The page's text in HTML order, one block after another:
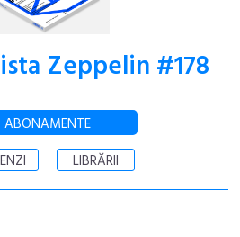
Zeppelin #178
ABONAMENTE
LIBRĂRII